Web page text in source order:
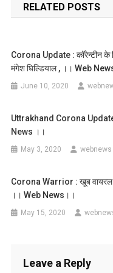
RELATED POSTS
Corona Update : कॉरेन्टीन के
मंगेश घिल्डियाल , ।। Web
June 10, 2020
Uttrakhand Corona Update :
News ।।
May 3, 2020 webnews
Corona Warrior : खूब वायरल हो
।। Web News।।
May 15, 2020
Leave a Reply